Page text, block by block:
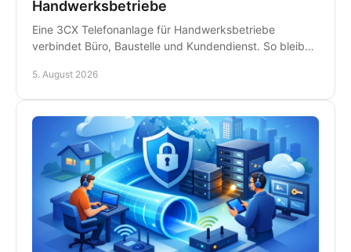
Handwerksbetriebe
Eine 3CX Telefonanlage für Handwerksbetriebe
verbindet Büro, Baustelle und Kundendienst. So bleiben
5. August 2026